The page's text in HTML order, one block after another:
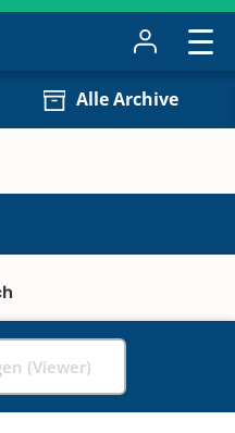
Alle Archive
(Viewer)